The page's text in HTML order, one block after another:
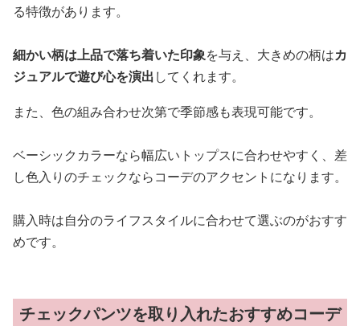
る特徴があります。
細かい柄は上品で落ち着いた印象を与え、大きめの柄はカ
ジュアルで遊び心を演出してくれます。
また、色の組み合わせ次第で季節感も表現可能です。
ベーシックカラーなら幅広いトップスに合わせやすく、差
し色入りのチェックならコーデのアクセントになります。
購入時は自分のライフスタイルに合わせて選ぶのがおすす
めです。
チェックパンツを取り入れたおすすめコーデ